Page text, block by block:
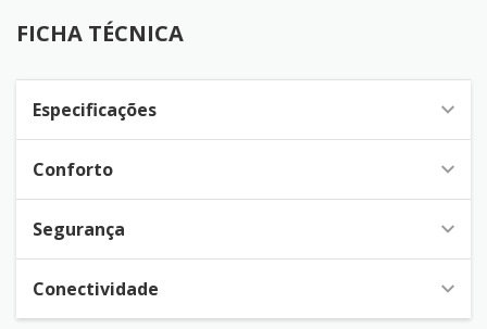
FICHA TÉCNICA
Especificações
Conforto
Segurança
Conectividade